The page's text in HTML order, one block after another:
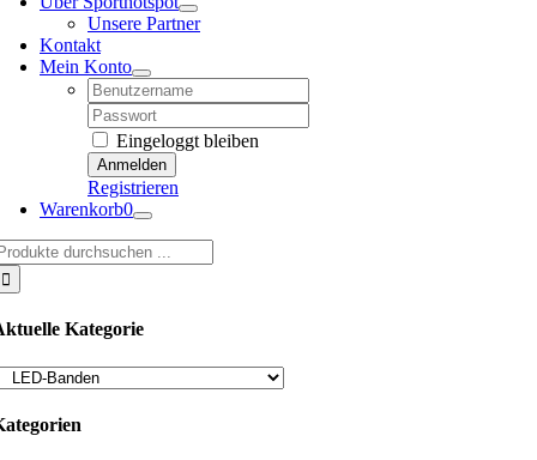
Unsere Partner
Kontakt
Mein Konto
Username:
Password:
Eingeloggt bleiben
Registrieren
Warenkorb0
Kategorie